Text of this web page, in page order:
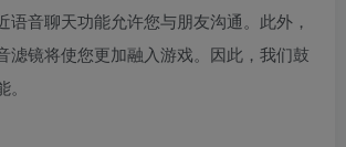
语音聊天功能允许您与朋友沟通。此外，
滤镜将使您更加融入游戏。因此，我们鼓